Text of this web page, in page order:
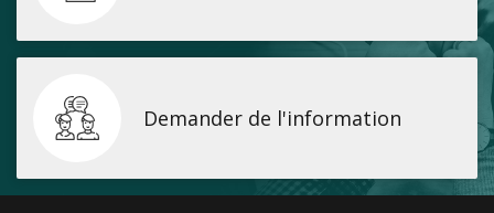
Demander de l'information